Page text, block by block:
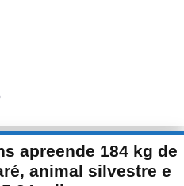
apreende 184 kg de
animal silvestre e